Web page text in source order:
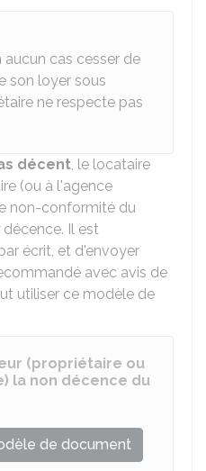
cas cesser de
son loyer sous
ne respecte pas
décent, le locataire
(ou à l'agence
non-conformité du
Il est
écrit, et d'envoyer
avec avis de
utiliser ce modèle de
(propriétaire ou
la non décence du
de document